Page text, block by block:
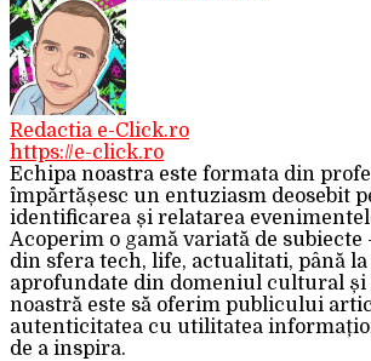
Redactia e-Click.ro
https://e-click.ro
Echipa noastra este formata din
împărtășesc un entuziasm deosebit
identificarea și relatarea
Acoperim o gamă variată de subiecte
din sfera tech, life, actualitati, până la
aprofundate din domeniul cultural
noastră este să oferim publicului
autenticitatea cu utilitatea
de a inspira.